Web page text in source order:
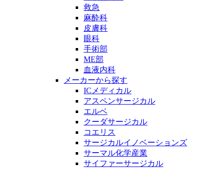
救急
麻酔科
皮膚科
眼科
手術部
ME部
血液内科
メーカーから探す
ICメディカル
アスペンサージカル
エルベ
クーダサージカル
コエリス
サージカルイノベーションズ
サーマル化学産業
サイファーサージカル